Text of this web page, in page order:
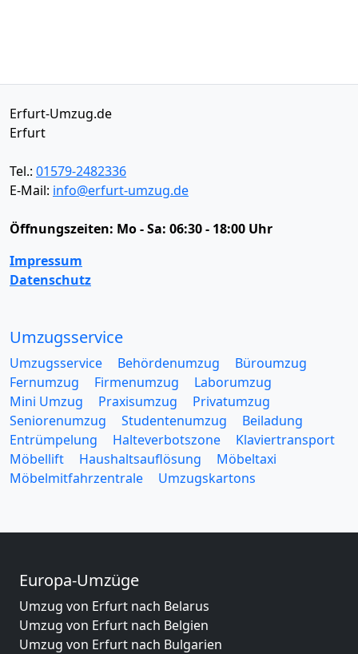
Erfurt-Umzug.de
Erfurt
Tel.: 01579-2482336
E-Mail: info@erfurt-umzug.de
Öffnungszeiten: Mo - Sa: 06:30 - 18:00 Uhr
Impressum
Datenschutz
Umzugsservice
Umzugsservice Behördenumzug
Büroumzug
Fernumzug
Firmenumzug
Laborumzug
Mini Umzug
Praxisumzug
Privatumzug
Seniorenumzug
Studentenumzug
Beiladung
Entrümpelung
Halteverbotszone
Klaviertransport
Möbellift
Haushaltsauflösung
Möbeltaxi
Möbelmitfahrzentrale
Umzugskartons
Europa-Umzüge
Umzug von Erfurt nach Belarus
Umzug von Erfurt nach Belgien
Umzug von Erfurt nach Bulgarien